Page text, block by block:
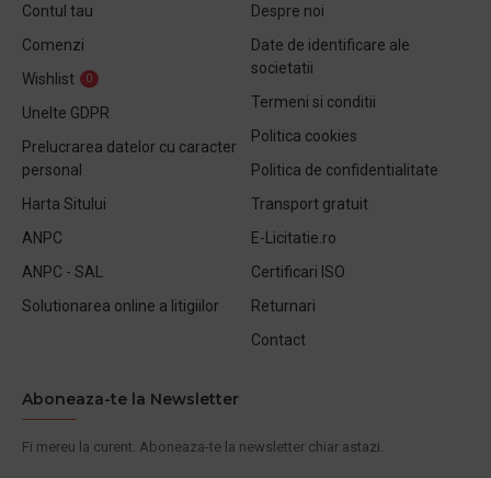
Contul tau
Comenzi
Wishlist
0
Unelte GDPR
Prelucrarea datelor cu caracter
personal
Harta Sitului
ANPC
ANPC - SAL
Solutionarea online a litigiilor
Despre noi
Date de identificare ale
societatii
Termeni si conditii
Politica cookies
Politica de confidentialitate
Transport gratuit
E-Licitatie.ro
Certificari ISO
Returnari
Contact
Aboneaza-te la Newsletter
Fi mereu la curent. Aboneaza-te la newsletter chiar astazi.